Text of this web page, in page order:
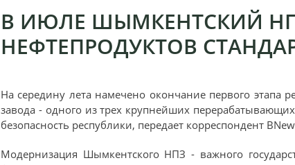
В ИЮЛЕ ШЫМКЕНТСКИЙ
НЕФТЕПРОДУКТОВ
На середину лета намечено окончание первого
завода - одного из трех крупнейших
безопасность республики, передает корреспондент
Модернизация Шымкентского НПЗ - важного